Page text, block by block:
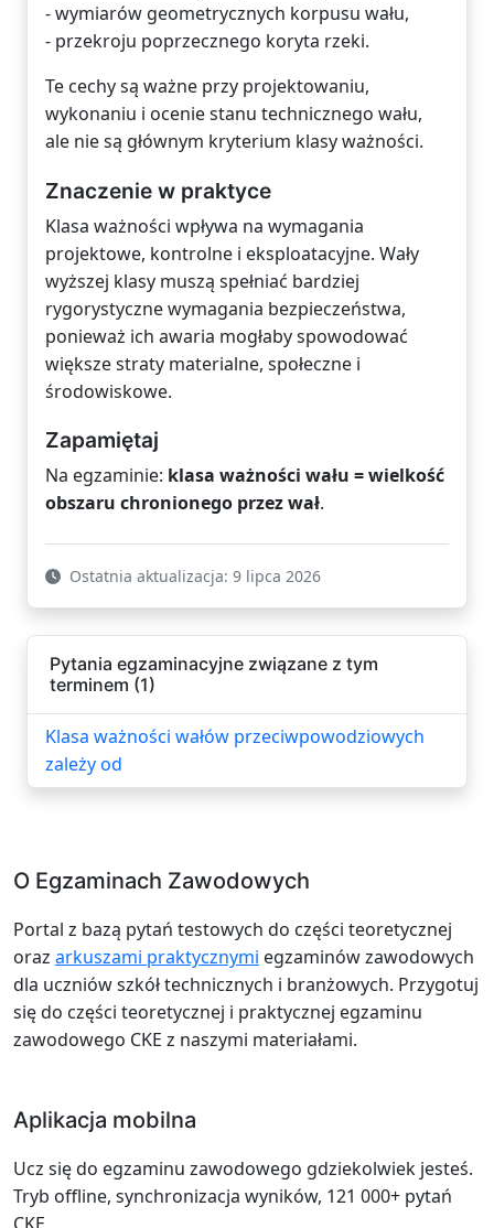
- wymiarów geometrycznych korpusu wału,
- przekroju poprzecznego koryta rzeki.
Te cechy są ważne przy projektowaniu,
wykonaniu i ocenie stanu technicznego wału,
ale nie są głównym kryterium klasy ważności.
Znaczenie w praktyce
Klasa ważności wpływa na wymagania
projektowe, kontrolne i eksploatacyjne. Wały
wyższej klasy muszą spełniać bardziej
rygorystyczne wymagania bezpieczeństwa,
ponieważ ich awaria mogłaby spowodować
większe straty materialne, społeczne i
środowiskowe.
Zapamiętaj
Na egzaminie: klasa ważności wału = wielkość
obszaru chronionego przez wał.
Ostatnia aktualizacja: 9 lipca 2026
Pytania egzaminacyjne związane z tym
terminem (1)
Klasa ważności wałów przeciwpowodziowych
zależy od
O Egzaminach Zawodowych
Portal z bazą pytań testowych do części teoretycznej
oraz arkuszami praktycznymi egzaminów zawodowych
dla uczniów szkół technicznych i branżowych. Przygotuj
się do części teoretycznej i praktycznej egzaminu
zawodowego CKE z naszymi materiałami.
Aplikacja mobilna
Ucz się do egzaminu zawodowego gdziekolwiek jesteś.
Tryb offline, synchronizacja wyników, 121 000+ pytań